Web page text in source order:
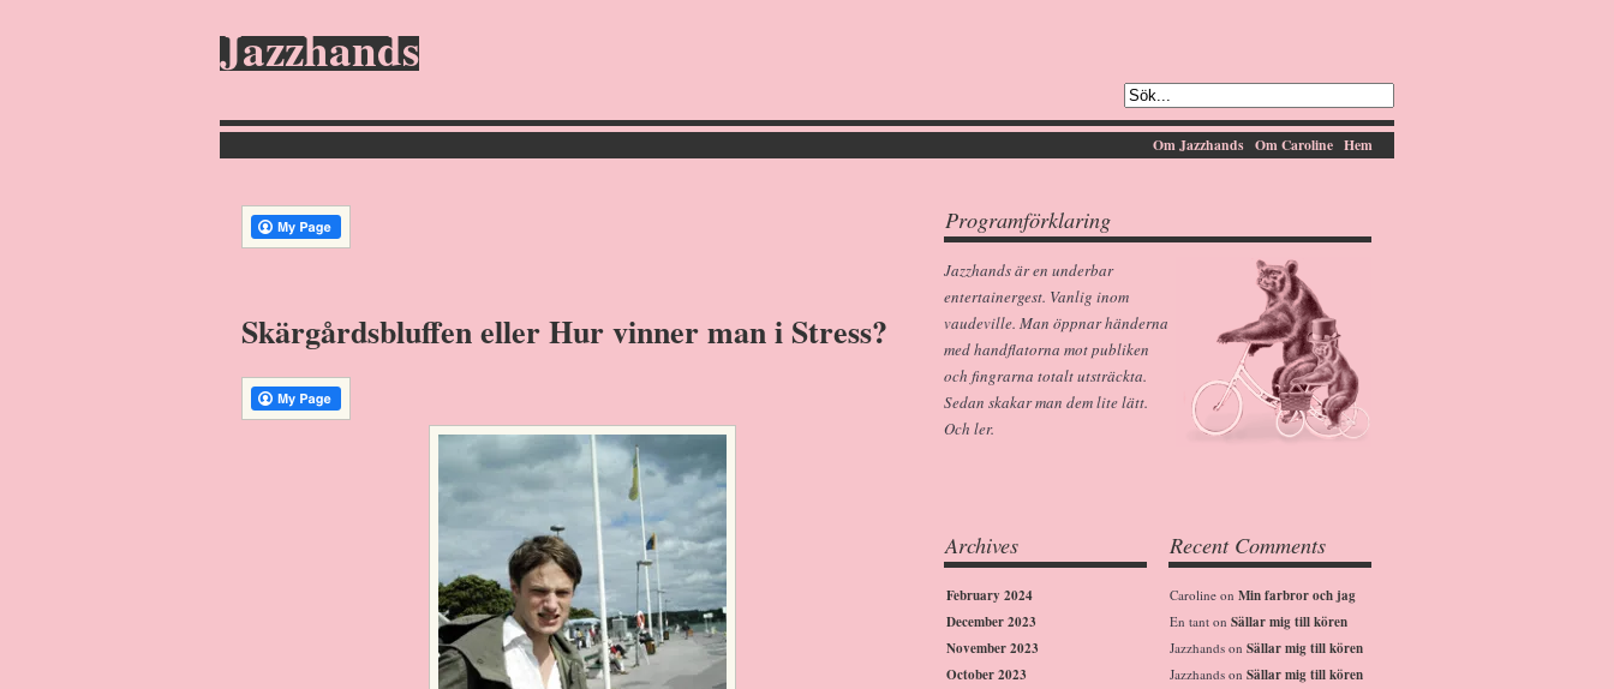
Jazzhands
Hem
Om Caroline
Om Jazzhands
Skärgårdsbluffen eller Hur vinner man i Stress?
Programförklaring
Jazzhands är en underbar
entertainergest. Vanlig inom
vaudeville. Man öppnar händerna
med handflatorna mot publiken
och fingrarna totalt utsträckta.
Sedan skakar man dem lite lätt.
Och ler.
Archives
February 2024
December 2023
November 2023
October 2023
Recent Comments
Caroline on Min farbror och jag
En tant on Sällar mig till kören
Jazzhands on Sällar mig till kören
Jazzhands on Sällar mig till kören